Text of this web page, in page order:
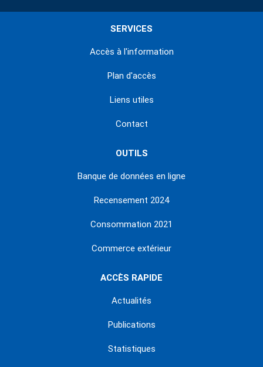
SERVICES
Accès à l'information
Plan d'accès
Liens utiles
Contact
OUTILS
Banque de données en ligne
Recensement 2024
Consommation 2021
Commerce extérieur
ACCÈS RAPIDE
Actualités
Publications
Statistiques